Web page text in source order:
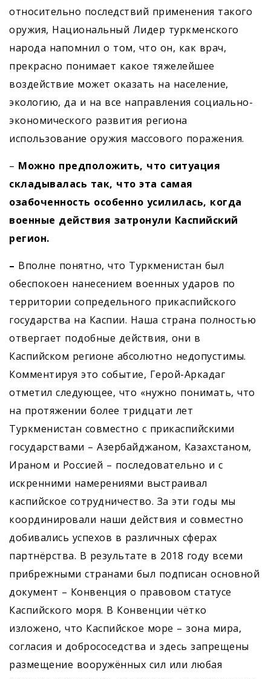
относительно последствий применения такого
оружия, Национальный Лидер туркменского
народа напомнил о том, что он, как врач,
прекрасно понимает какое тяжелейшее
воздействие может оказать на население,
экологию, да и на все направления социально-
экономического развития региона
использование оружия массового поражения.
– Можно предположить, что ситуация
складывалась так, что эта самая
озабоченность особенно усилилась, когда
военные действия затронули Каспийский
регион.
– Вполне понятно, что Туркменистан был
обеспокоен нанесением военных ударов по
территории сопредельного прикаспийского
государства на Каспии. Наша страна полностью
отвергает подобные действия, они в
Каспийском регионе абсолютно недопустимы.
Комментируя это событие, Герой-Аркадаг
отметил следующее, что «нужно понимать, что
на протяжении более тридцати лет
Туркменистан совместно с прикаспийскими
государствами – Азербайджаном, Казахстаном,
Ираном и Россией – последовательно и с
искренними намерениями выстраивал
каспийское сотрудничество. За эти годы мы
координировали наши действия и совместно
добивались успехов в различных сферах
партнёрства. В результате в 2018 году всеми
прибрежными странами был подписан основной
документ – Конвенция о правовом статусе
Каспийского моря. В Конвенции чётко
изложено, что Каспийское море – зона мира,
согласия и добрососедства и здесь запрещены
размещение вооружённых сил или любая